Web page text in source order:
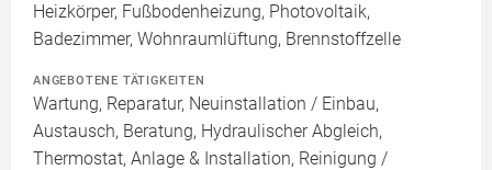
Heizkörper, Fußbodenheizung, Photovoltaik,
Badezimmer, Wohnraumlüftung, Brennstoffzelle
ANGEBOTENE TÄTIGKEITEN
Wartung, Reparatur, Neuinstallation / Einbau,
Austausch, Beratung, Hydraulischer Abgleich,
Thermostat, Anlage & Installation, Reinigung /